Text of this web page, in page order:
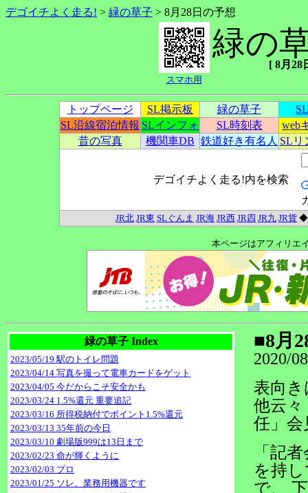
デゴイチよく走る! > 緑の草子 > 8月28日の予想
スマホ用
緑の
[ 8月28
トップページ SL掲示板 緑の草子
SL沿線宿泊情報 SLインフォ SL時刻表
web
昔の写真
機関車DB 鉄道好き有名人 SLリ
デゴイチよく走る!内を検索
JR北 JR東 SLぐんま JR海 JR西 JR四 JR九 JR貨
本ページはアフィリエ
緑の草子 Index
2023/05/19 駅のトイレ問題
2023/04/14 写真を撮って電車カードをゲット
2023/04/05 今だからこそ安全かも
2023/03/24 1.5%還元 重要追記
2023/03/16 所得税納付でポイント1.5%還元
2023/03/13 35年前の今日
2023/03/10 劇場版999は13日まで
2023/02/23 命が輝くように
2023/02/03 プロ
2023/01/25 ソレ、業務用機器です
■8月
2020/
表向
他云
任」会
「記
を持
で、